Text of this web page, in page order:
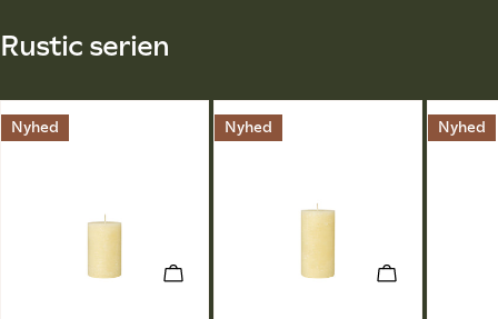
Rustic serien
Nyhed
TILFØJ TIL KURV
Nyhed
TILFØJ TIL
Nyhed